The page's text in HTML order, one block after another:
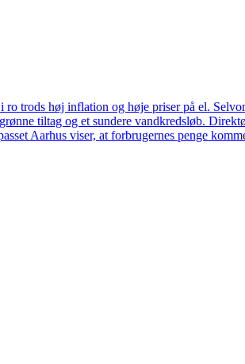
trods høj inflation og høje priser på el.
tiltag og et sundere vandkredsløb.
Aarhus viser, at forbrugernes penge